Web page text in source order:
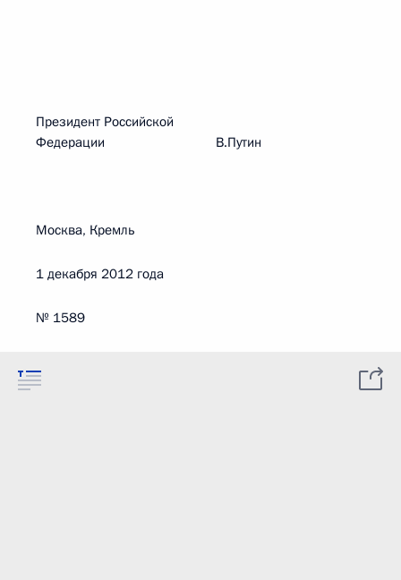
Президент Российской
Федерации В.Путин
Москва, Кремль
1 декабря 2012 года
№ 1589